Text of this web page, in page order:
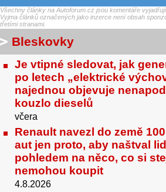
Všechny články na Autoforum.cz jsou komentáře
Vyjma článků označených jako inzerce není obsah
třetími stranami.
Bleskovky
Je vtipné sledovat, jak
po letech „elektrické
najednou objevuje
kouzlo dieselů
včera
Renault navezl do země
aut jen proto, aby naštval
pohledem na něco, co si
nemohou koupit
4.8.2026